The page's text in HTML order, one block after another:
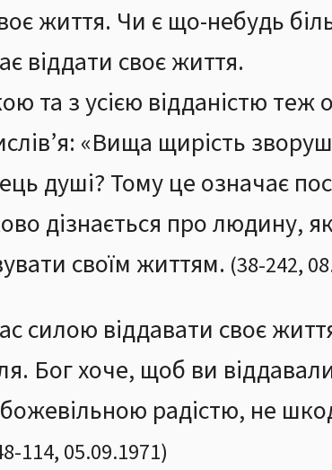
життя. Чи є що-небудь
віддати своє життя.
та з усією відданістю теж
«Вища щирість
душі? Тому це означає
дізнається про людину,
своїм життям. (38-242,
силою віддавати своє
Бог хоче, щоб ви
радістю, не
-114, 05.09.1971)